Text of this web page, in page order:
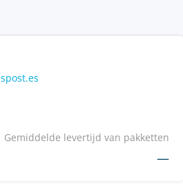
Gemiddelde levertijd van pakketten
—